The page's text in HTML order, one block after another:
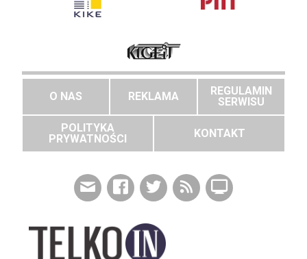
O NAS REKLAMA
REGULAMIN
SERWISU
POLITYKA
PRYWATNOŚCI
KONTAKT